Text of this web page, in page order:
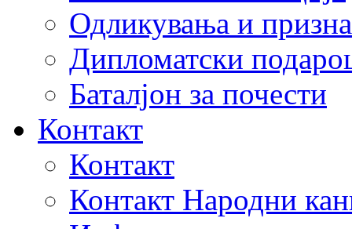
Одликувања и
Дипломатски
Баталјон за почести
Контакт
Контакт
Контакт Народни